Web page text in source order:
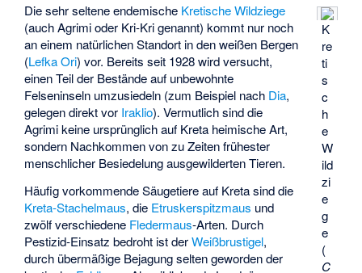
K
re
ti
s
c
h
e
W
ild
zi
e
g
e
(
C
Die sehr seltene endemische Kretische Wildziege
(auch Agrimi oder Kri-Kri genannt) kommt nur noch
an einem natürlichen Standort in den weißen Bergen
(Lefka Ori) vor. Bereits seit 1928 wird versucht,
einen Teil der Bestände auf unbewohnte
Felseninseln umzusiedeln (zum Beispiel nach Dia,
gelegen direkt vor Iraklio). Vermutlich sind die
Agrimi keine ursprünglich auf Kreta heimische Art,
sondern Nachkommen von zu Zeiten frühester
menschlicher Besiedelung ausgewilderten Tieren.
Häufig vorkommende Säugetiere auf Kreta sind die
Kreta-Stachelmaus, die Etruskerspitzmaus und
zwölf verschiedene Fledermaus-Arten. Durch
Pestizid-Einsatz bedroht ist derWeißbrustigel,
durch übermäßige Bejagung selten geworden der